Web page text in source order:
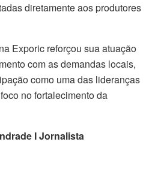
diretamente aos produtores
Exporic reforçou sua atuação
com as demandas locais,
como uma das lideranças
no fortalecimento da
I Jornalista